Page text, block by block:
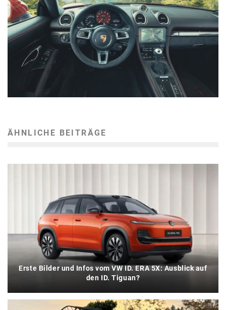
ÄHNLICHE BEITRÄGE
Erste Bilder und Infos vom VW ID. ERA 5X: Ausblick auf
den ID. Tiguan?